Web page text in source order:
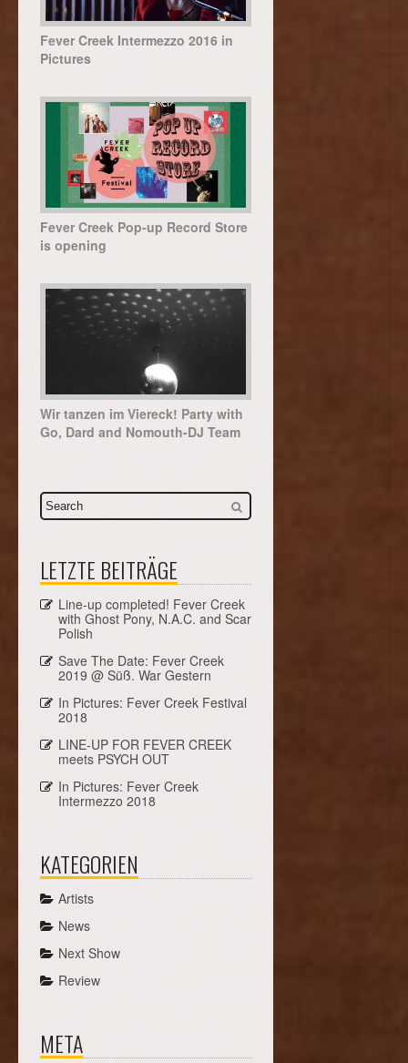
Fever Creek Intermezzo 2016 in
Pictures
Fever Creek Pop-up Record Store
is opening
Wir tanzen im Viereck! Party with
Go, Dard and Nomouth-DJ Team
LETZTE BEITRÄGE
Line-up completed! Fever Creek
with Ghost Pony, N.A.C. and Scar
Polish
Save The Date: Fever Creek
2019 @ Süß. War Gestern
In Pictures: Fever Creek Festival
2018
LINE-UP FOR FEVER CREEK
meets PSYCH OUT
In Pictures: Fever Creek
Intermezzo 2018
KATEGORIEN
Artists
News
Next Show
Review
META